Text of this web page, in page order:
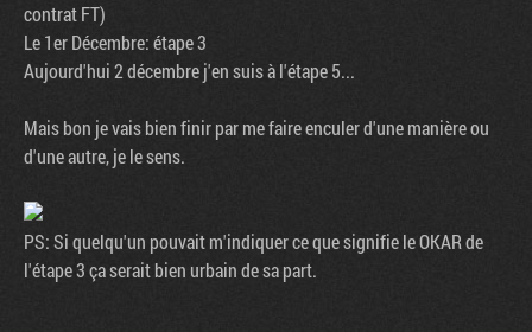
contrat FT)
Le 1er Décembre: étape 3
Aujourd'hui 2 décembre j'en suis à l'étape 5...
Mais bon je vais bien finir par me faire enculer d'une manière ou
d'une autre, je le sens.
PS: Si quelqu'un pouvait m'indiquer ce que signifie le OKAR de
l'étape 3 ça serait bien urbain de sa part.